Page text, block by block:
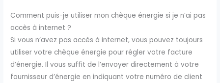
Comment puis-je utiliser mon chèque énergie si je n’ai pas
accès à internet ?
Si vous n’avez pas accès à internet, vous pouvez toujours
utiliser votre chèque énergie pour régler votre facture
d’énergie. Il vous suffit de l’envoyer directement à votre
fournisseur d’énergie en indiquant votre numéro de client